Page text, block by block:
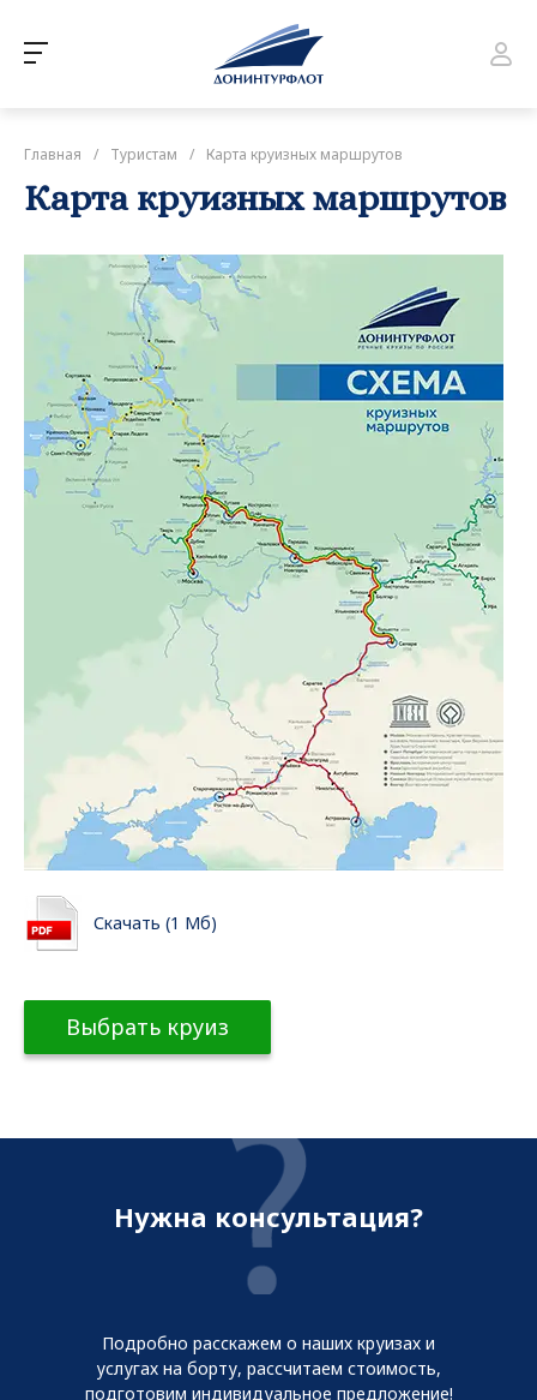
Главная / Туристам / Карта круизных маршрутов
Карта круизных маршрутов
Скачать (1 Мб)
Выбрать круиз
Нужна консультация?
Подробно расскажем о наших круизах и
услугах на борту, рассчитаем стоимость,
подготовим индивидуальное предложение!